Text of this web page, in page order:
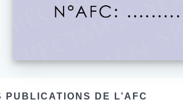
PUBLICATIONS DE L’AFC